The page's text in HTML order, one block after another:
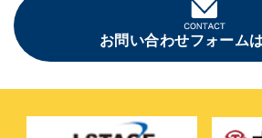
お問い合わせフォーム